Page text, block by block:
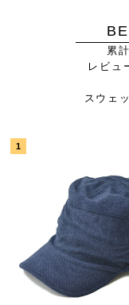
累
レビュ
スウェ